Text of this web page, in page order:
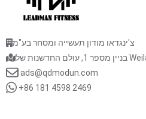
צ'ינגדאו מודון תעשייה ומסחר בע"מ
ads@qdmodun.com
+86 181 4598 2469